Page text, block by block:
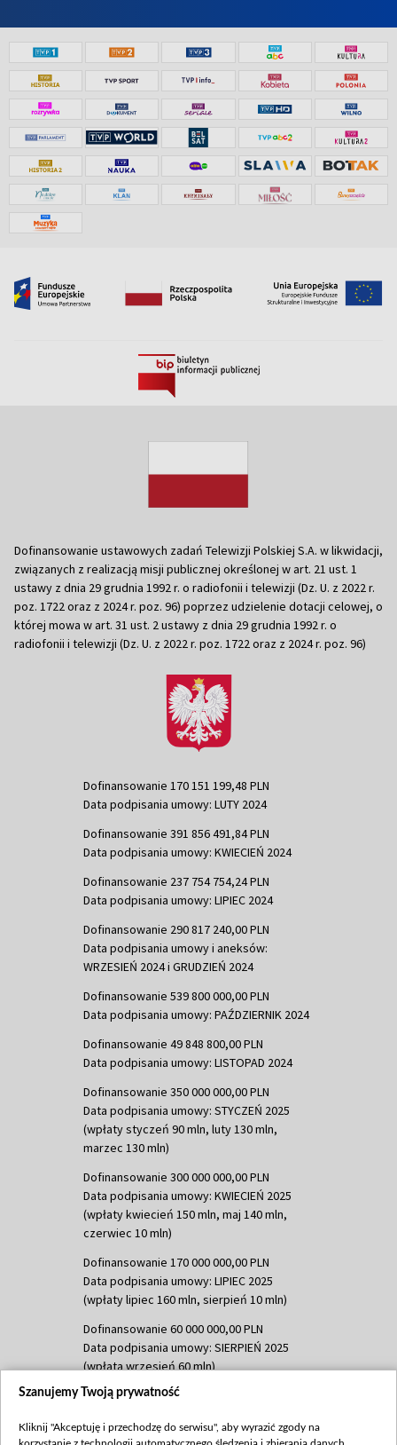
Dofinansowanie ustawowych zadań Telewizji Polskiej S.A. w likwidacji,
związanych z realizacją misji publicznej określonej w art. 21 ust. 1
ustawy z dnia 29 grudnia 1992 r. o radiofonii i telewizji (Dz. U. z 2022 r.
poz. 1722 oraz z 2024 r. poz. 96) poprzez udzielenie dotacji celowej, o
której mowa w art. 31 ust. 2 ustawy z dnia 29 grudnia 1992 r. o
radiofonii i telewizji (Dz. U. z 2022 r. poz. 1722 oraz z 2024 r. poz. 96)
Dofinansowanie 170 151 199,48 PLN
Data podpisania umowy: LUTY 2024
Dofinansowanie 391 856 491,84 PLN
Data podpisania umowy: KWIECIEŃ 2024
Dofinansowanie 237 754 754,24 PLN
Data podpisania umowy: LIPIEC 2024
Dofinansowanie 290 817 240,00 PLN
Data podpisania umowy i aneksów:
WRZESIEŃ 2024 i GRUDZIEŃ 2024
Dofinansowanie 539 800 000,00 PLN
Data podpisania umowy: PAŹDZIERNIK 2024
Dofinansowanie 49 848 800,00 PLN
Data podpisania umowy: LISTOPAD 2024
Dofinansowanie 350 000 000,00 PLN
Data podpisania umowy: STYCZEŃ 2025
(wpłaty styczeń 90 mln, luty 130 mln,
marzec 130 mln)
Dofinansowanie 300 000 000,00 PLN
Data podpisania umowy: KWIECIEŃ 2025
(wpłaty kwiecień 150 mln, maj 140 mln,
czerwiec 10 mln)
Dofinansowanie 170 000 000,00 PLN
Data podpisania umowy: LIPIEC 2025
(wpłaty lipiec 160 mln, sierpień 10 mln)
Dofinansowanie 60 000 000,00 PLN
Data podpisania umowy: SIERPIEŃ 2025
(wpłata wrzesień 60 mln)
Dofinansowanie 635 783 051,21 PLN
(wpłata wrzesień 100 mln, październik 350
Szanujemy Twoją prywatność
Kliknij "Akceptuję i przechodzę do serwisu", aby wyrazić zgody na